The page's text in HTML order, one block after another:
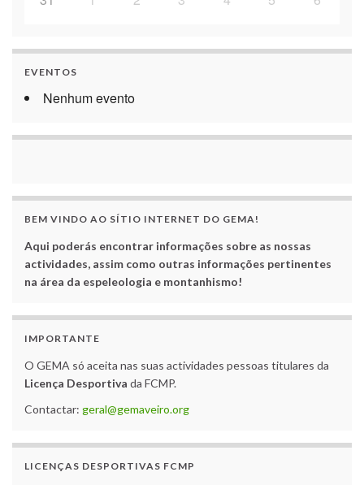
EVENTOS
Nenhum evento
BEM VINDO AO SÍTIO INTERNET DO GEMA!
Aqui poderás encontrar informações sobre as nossas
actividades, assim como outras informações pertinentes
na área da espeleologia e montanhismo!
IMPORTANTE
O GEMA só aceita nas suas actividades pessoas titulares da
Licença Desportiva da FCMP.
Contactar: geral@gemaveiro.org
LICENÇAS DESPORTIVAS FCMP